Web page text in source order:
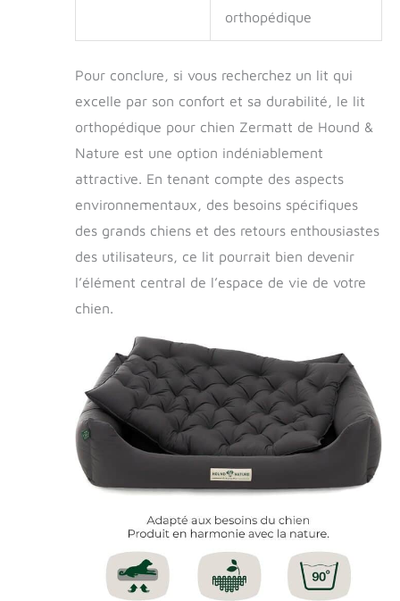
remplacé si
nécessaire)
orthopédique
Pour conclure, si vous recherchez un lit qui
excelle par son confort et sa durabilité, le lit
orthopédique pour chien Zermatt de Hound &
Nature est une option indéniablement
attractive. En tenant compte des aspects
environnementaux, des besoins spécifiques
des grands chiens et des retours enthousiastes
des utilisateurs, ce lit pourrait bien devenir
l’élément central de l’espace de vie de votre
chien.